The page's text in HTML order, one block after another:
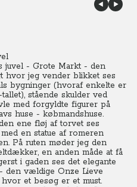
juvel - Grote Markt - den
hvor jeg vender blikket ses
bygninger (hvoraf enkelte er
stående skulder ved
med forgyldte figurer på
huse - købmandshuse.
ene fløj af torvet ses
en statue af romeren
På ruten møder jeg den
en anden måde at få
i gaden ses det elegante
den vældige Onze Lieve
et besøg er et must.